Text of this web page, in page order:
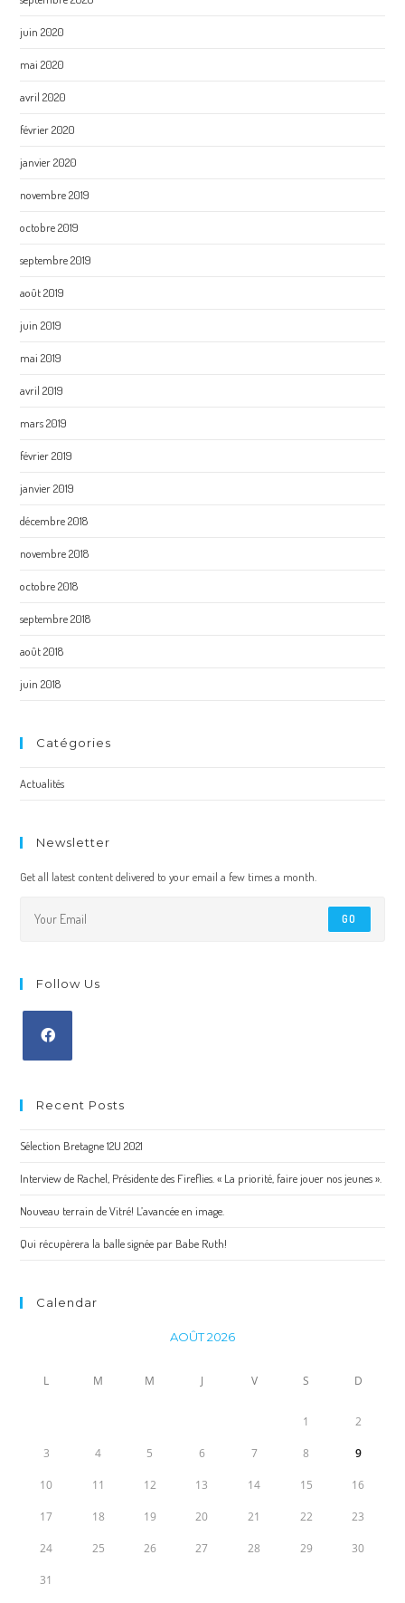
juin 2020
mai 2020
avril 2020
février 2020
janvier 2020
novembre 2019
octobre 2019
septembre 2019
août 2019
juin 2019
mai 2019
avril 2019
mars 2019
février 2019
janvier 2019
décembre 2018
novembre 2018
octobre 2018
septembre 2018
août 2018
juin 2018
Catégories
Actualités
Newsletter
Get all latest content delivered to your email a few times a month.
GO
Follow Us
Recent Posts
Sélection Bretagne 12U 2021
Interview de Rachel, Présidente des Fireflies. « La priorité, faire jouer nos jeunes ».
Nouveau terrain de Vitré! L’avancée en image.
Qui récupèrera la balle signée par Babe Ruth!
Calendar
AOÛT 2026
L M M J V S D
1 2
3 4 5 6 7 8 9
10 11 12 13 14 15 16
17 18 19 20 21 22 23
24 25 26 27 28 29 30
31